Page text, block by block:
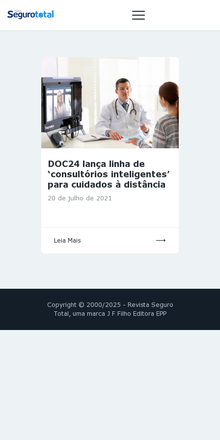
REVISTA
ESPECIAIS
GAIVOTA DE
OURO
ST SUMMIT
GESTORAS
HOMEST
HOME
DOC24 lança linha de
‘consultórios inteligentes’
para cuidados à distância
20 de julho de 2021
Leia Mais
Copyright © 2000/2025 - Revista Seguro
Total, uma marca J F Filho Editora EPP